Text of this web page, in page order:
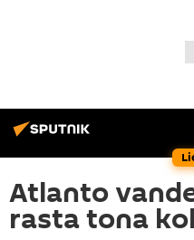
Atlanto
rasta tona